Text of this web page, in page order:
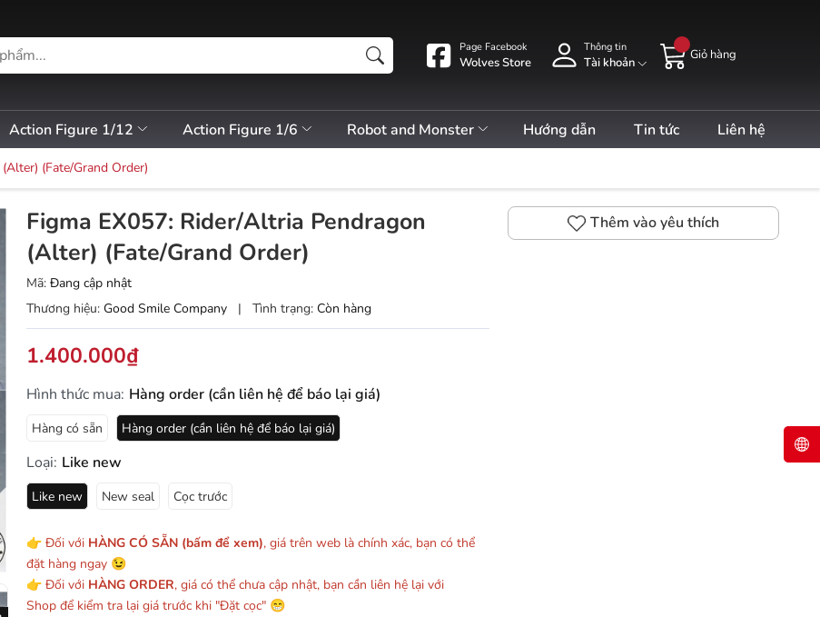
Page Facebook
Wolves Store
Thông tin
Tài khoản
Giỏ hàng
Action Figure 1/12 Action Figure 1/6 Robot and Monster Hướng dẫn Tin tức Liên hệ
(Fate/Grand Order)
Figma EX057: Rider/Altria Pendragon
(Alter) (Fate/Grand Order)
Mã: Đang cập nhật
Thương hiệu: Good Smile Company | Tình trạng: Còn hàng
1.400.000₫
Hình thức mua: Hàng order (cần liên hệ để báo lại giá)
Hàng có sẵn Hàng order (cần liên hệ để báo lại giá)
Loại: Like new
Like new New seal Cọc trước
👉 Đối với HÀNG CÓ SẴN (bấm để xem), giá trên web là chính xác, bạn có thể
đặt hàng ngay 😉
👉 Đối với HÀNG ORDER, giá có thể chưa cập nhật, bạn cần liên hệ lại với
Shop để kiểm tra lại giá trước khi "Đặt cọc" 😁
Thêm vào yêu thích